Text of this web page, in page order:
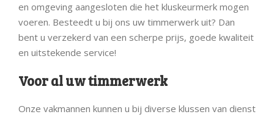
en omgeving aangesloten die het kluskeurmerk mogen
voeren. Besteedt u bij ons uw timmerwerk uit? Dan
bent u verzekerd van een scherpe prijs, goede kwaliteit
en uitstekende service!
Voor al uw timmerwerk
Onze vakmannen kunnen u bij diverse klussen van dienst